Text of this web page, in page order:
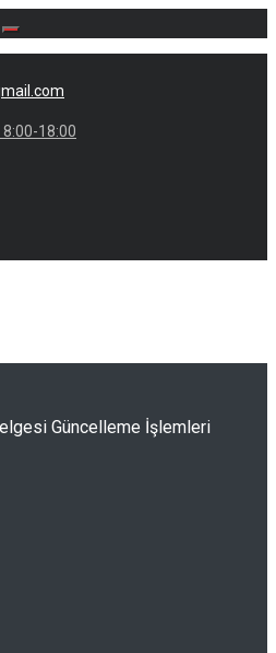
18:00
Güncelleme İşlemleri